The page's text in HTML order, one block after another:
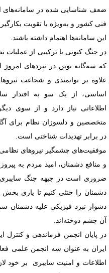
شناسایی شده در سامانه‌های
کشور و به‌ویژه‌ با تقویت
سامانه‌ها اهتمام داشته باشند.
جنگ کنونی با ترکیبی از عملیات
سه‌گانه نوین در نبردهای امروز
بر توانمندی و شجاعت
از یک سو به اقتدار
نیاز دارد و از سوی
و دلسوزان نظام برای
برابر تهدیدات شناختی است.
چشمگیر نیروهای نظامی
منافع دشمنان، امید مردم به
است در جبهه جنگ سایبری و
را خنثی کنیم تا یاری بخش
نبرد فیزیکی علیه دشمنان
چشم دوخته‌اند.
پایان انجمن‌ فرماندهی و کنترل
به عنوان سه انجمن علمی
و امنیت سایبری بر خود لازم